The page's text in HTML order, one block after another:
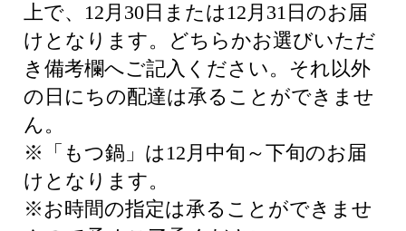
上で、12月30日または12月31日のお届
けとなります。どちらかお選びいただ
き備考欄へご記入ください。それ以外
の日にちの配達は承ることができませ
ん。
※「もつ鍋」は12月中旬～下旬のお届
けとなります。
※お時間の指定は承ることができませ